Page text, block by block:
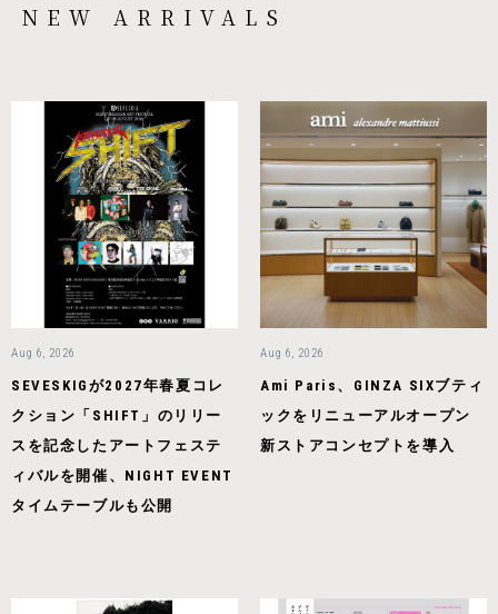
NEW ARRIVALS
Aug 6, 2026
SEVESKIGが2027年春夏コレ
クション「SHIFT」のリリー
スを記念したアートフェステ
ィバルを開催、NIGHT EVENT
タイムテーブルも公開
Aug 6, 2026
Ami Paris、GINZA SIXブティ
ックをリニューアルオープン
新ストアコンセプトを導入